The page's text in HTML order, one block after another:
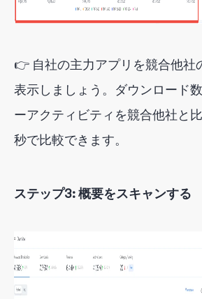
👉 自社の主力アプリを競合他社
表示しましょう。ダウンロード
ーアクティビティを競合他社と
秒で比較できます。
ステップ3: 概要をスキャンする